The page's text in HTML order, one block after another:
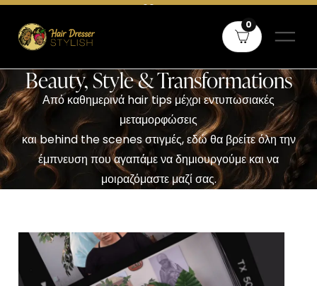
Δωρεάν μεταφορικά άνω των 60€ σε όλη την Ελλάδα και άνω των
0
Beauty, Style & Transformations
Από καθημερινά hair tips μέχρι εντυπωσιακές
μεταμορφώσεις
και behind the scenes στιγμές, εδώ θα βρείτε όλη την
έμπνευση που αγαπάμε να δημιουργούμε και να
μοιραζόμαστε μαζί σας.